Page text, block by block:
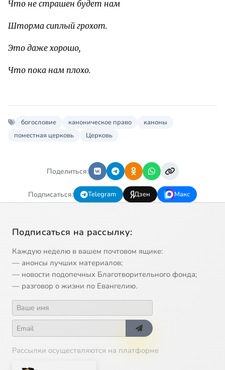
Что не страшен будет нам
Шторма сиплый грохот.
Это даже хорошо,
Что пока нам плохо.
богословие каноническое право
каноны
поместная церковь
Церковь
Поделиться:
Подписаться: Telegram Дзен Макс
Подписаться на рассылку:
Каждую неделю в вашем почтовом ящике:
— анонсы лучших материалов;
— новости подопечных Благотворительного фонда;
— разговор о жизни по Евангелию.
Рассылки осуществляются на платформе